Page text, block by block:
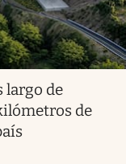
largo de
de